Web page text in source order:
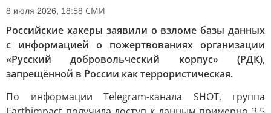
8 июля 2026, 18:58 СМИ
Российские хакеры заявили о взломе базы данных
с информацией о пожертвованиях организации
«Русский добровольческий корпус» (РДК),
запрещённой в России как террористическая.
По информации Telegram-канала SHOT, группа